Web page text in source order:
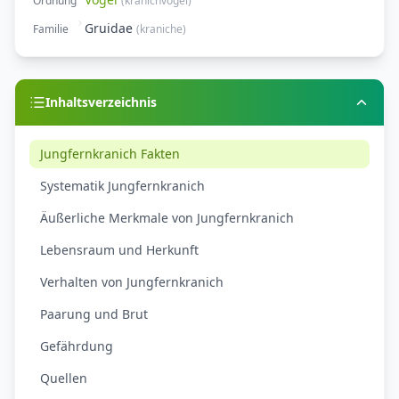
Familie
Gruidae (kraniche)
Inhaltsverzeichnis
Jungfernkranich Fakten
Systematik Jungfernkranich
Äußerliche Merkmale von Jungfernkranich
Lebensraum und Herkunft
Verhalten von Jungfernkranich
Paarung und Brut
Gefährdung
Quellen